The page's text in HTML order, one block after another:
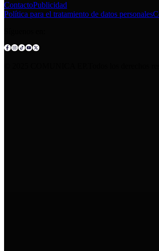
ContactoPublicidad
Política para el tratamiento de datos personales